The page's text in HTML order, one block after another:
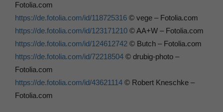
Fotolia.com
https://de.fotolia.com/id/118725316 © vege – Fotolia.com
https://de.fotolia.com/id/123171210 © AA+W – Fotolia.com
https://de.fotolia.com/id/124612742 © Butch – Fotolia.com
https://de.fotolia.com/id/72218504 © drubig-photo –
Fotolia.com
https://de.fotolia.com/id/43621114 © Robert Kneschke –
Fotolia.com